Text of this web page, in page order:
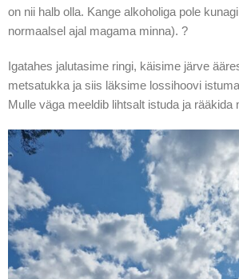
on nii halb olla. Kange alkoholiga pole
normaalsel ajal magama minna). ?
Igatahes jalutasime ringi, käisime järve
metsatukka ja siis läksime lossihoovi
Mulle väga meeldib lihtsalt istuda ja rääkida